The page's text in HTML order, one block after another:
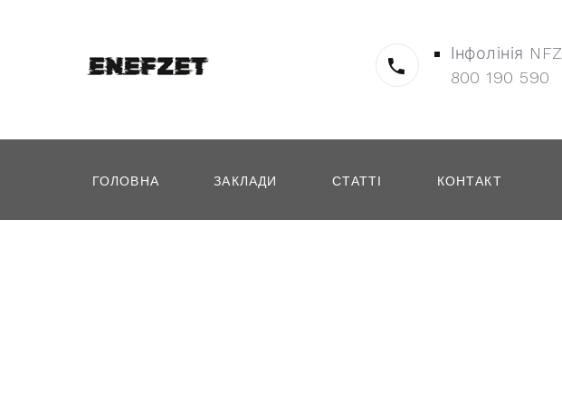
Інфолінія NFZ
800 190 590
ГОЛОВНА ЗАКЛАДИ СТАТТІ КОНТАКТ